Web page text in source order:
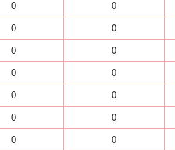
0 0
0 0
0 0
0 0
0 0
0 0
0 0